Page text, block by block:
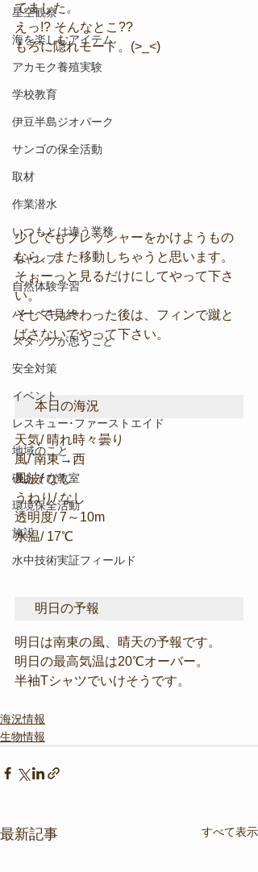
星空観察
海を楽しむアイテム
アカモク養殖実験
学校教育
伊豆半島ジオパーク
サンゴの保全活動
取材
作業潜水
いつもとは違う業務
キャンプ
自然体験学習
バーベキュー
スタッフが思うこと
安全対策
イベント
レスキュー･ファーストエイド
地域のこと
磯あそび教室
環境保全活動
施設
水中技術実証フィールド
てました。
えっ!? そんなとこ??
もろに隠れモード。(>_<)
少しでもプレッシャーをかけようもの
なら、また移動しちゃうと思います。
そぉーっと見るだけにしてやって下さ
い。
そして見終わった後は、フィンで蹴と
ばさないでやって下さい。
本日の海況
天気/ 晴れ時々曇り
風/ 南東→西
風波/ なし
うねり/ なし
透明度/ 7～10m
水温/ 17℃
明日の予報
明日は南東の風、晴天の予報です。
明日の最高気温は20℃オーバー。
半袖Tシャツでいけそうです。
海況情報
生物情報
最新記事 すべて表示